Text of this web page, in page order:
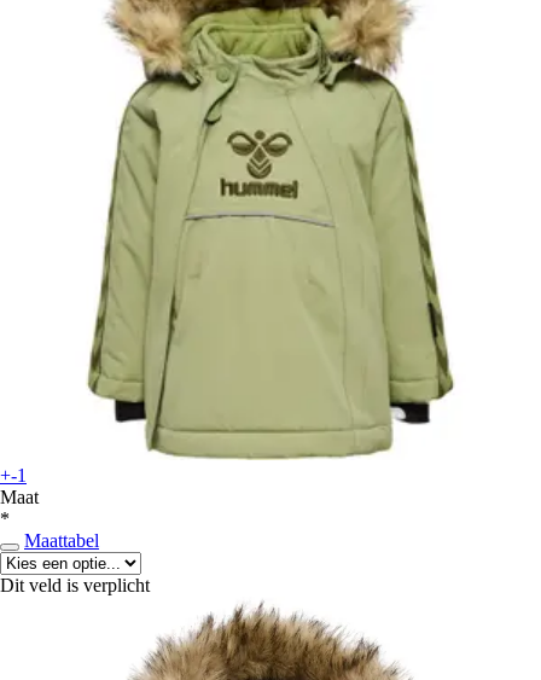
+-1
Maat
*
Maattabel
Dit veld is verplicht